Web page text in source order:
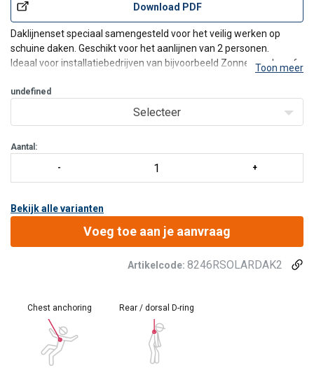
Download PDF
Daklijnenset speciaal samengesteld voor het veilig werken op
schuine daken. Geschikt voor het aanlijnen van 2 personen.
Ideaal voor installatiebedrijven van bijvoorbeeld Zonnepanelen of
De set bestaat uit de volgende onderdelen:
Toon meer
undefined
Selecteer
Aantal:
Bekijk alle varianten
Voeg toe aan je aanvraag
Artikelcode: 8246RSOLARDAK2
Chest anchoring Rear / dorsal D-ring